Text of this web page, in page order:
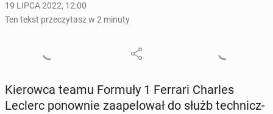
19 LIPCA 2022, 12:00
Ten tekst przeczytasz w 2 minuty
Kie­row­ca teamu Formuły 1 Ferrari Charles
Leclerc po­now­nie za­ape­lo­wał do służb tech­nicz­